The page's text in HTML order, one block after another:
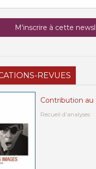
REVUES
Contribution au
Recueil d’analyses